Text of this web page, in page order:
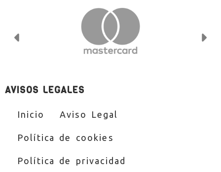
AVISOS LEGALES
Inicio Aviso Legal
Política de cookies
Política de privacidad